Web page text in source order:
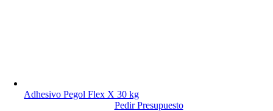
Adhesivo Pegol Flex X 30 kg
Pedir Presupuesto